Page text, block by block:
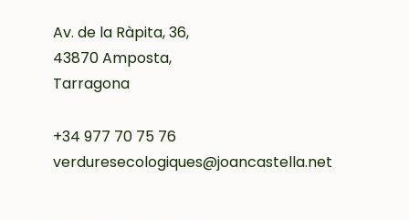
Av. de la Ràpita, 36,
43870 Amposta,
Tarragona
+34 977 70 75 76
verduresecologiques@joancastella.net